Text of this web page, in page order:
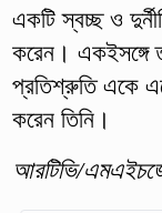
একটি স্বচ্ছ ও
করেন। একইসঙ্গে
প্রতিশ্রুতি একে
করেন তিনি।
আরটিভি/